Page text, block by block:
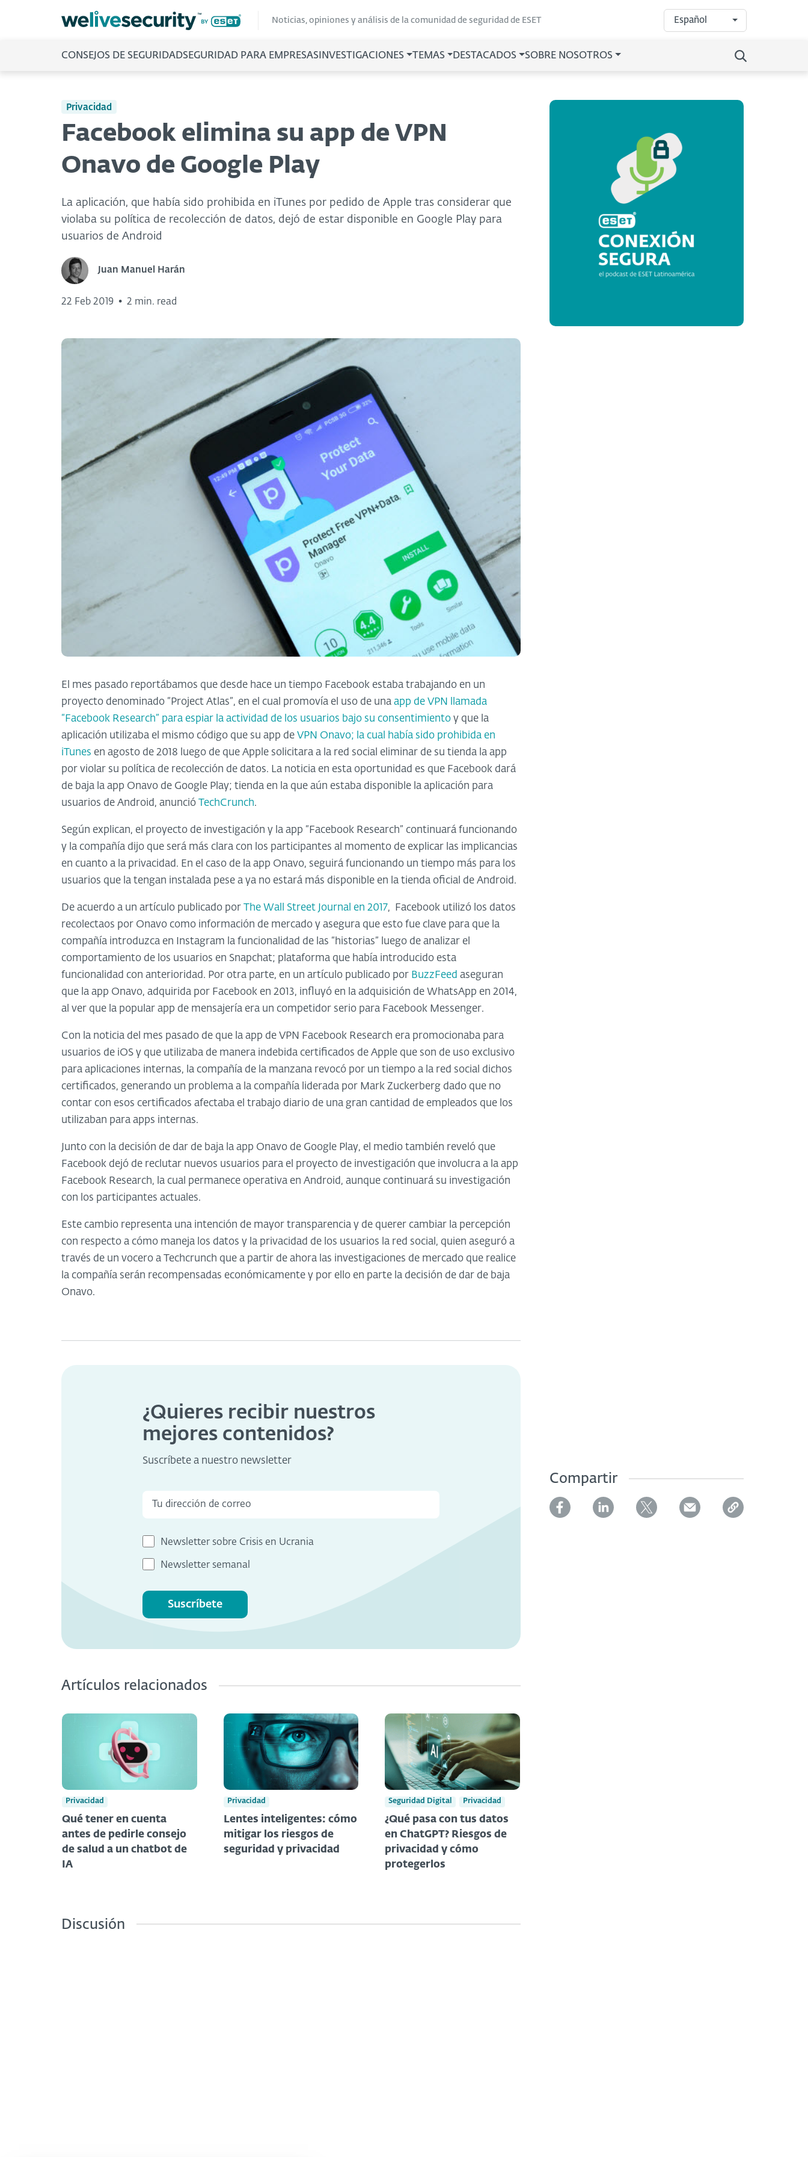
Noticias, opiniones y análisis de la comunidad de seguridad de ESET Español
CONSEJOS DE SEGURIDADSEGURIDAD PARA EMPRESAS INVESTIGACIONES TEMAS DESTACADOS SOBRE NOSOTROS
Privacidad
Facebook elimina su app de VPN
Onavo de Google Play
La aplicación, que había sido prohibida en iTunes por pedido de Apple tras considerar que
violaba su política de recolección de datos, dejó de estar disponible en Google Play para
usuarios de Android
Juan Manuel Harán
22 Feb 2019 • 2 min. read
El mes pasado reportábamos que desde hace un tiempo Facebook estaba trabajando en un
proyecto denominado “Project Atlas”, en el cual promovía el uso de una app de VPN llamada
“Facebook Research” para espiar la actividad de los usuarios bajo su consentimiento y que la
aplicación utilizaba el mismo código que su app de VPN Onavo; la cual había sido prohibida en
iTunes en agosto de 2018 luego de que Apple solicitara a la red social eliminar de su tienda la app
por violar su política de recolección de datos. La noticia en esta oportunidad es que Facebook dará
de baja la app Onavo de Google Play; tienda en la que aún estaba disponible la aplicación para
usuarios de Android, anunció TechCrunch.
Según explican, el proyecto de investigación y la app “Facebook Research” continuará funcionando
y la compañía dijo que será más clara con los participantes al momento de explicar las implicancias
en cuanto a la privacidad. En el caso de la app Onavo, seguirá funcionando un tiempo más para los
usuarios que la tengan instalada pese a ya no estará más disponible en la tienda oficial de Android.
De acuerdo a un artículo publicado por The Wall Street Journal en 2017, Facebook utilizó los datos
recolectaos por Onavo como información de mercado y asegura que esto fue clave para que la
compañía introduzca en Instagram la funcionalidad de las “historias” luego de analizar el
comportamiento de los usuarios en Snapchat; plataforma que había introducido esta
funcionalidad con anterioridad. Por otra parte, en un artículo publicado por BuzzFeed aseguran
que la app Onavo, adquirida por Facebook en 2013, influyó en la adquisición de WhatsApp en 2014,
al ver que la popular app de mensajería era un competidor serio para Facebook Messenger.
Con la noticia del mes pasado de que la app de VPN Facebook Research era promocionaba para
usuarios de iOS y que utilizaba de manera indebida certificados de Apple que son de uso exclusivo
para aplicaciones internas, la compañía de la manzana revocó por un tiempo a la red social dichos
certificados, generando un problema a la compañía liderada por Mark Zuckerberg dado que no
contar con esos certificados afectaba el trabajo diario de una gran cantidad de empleados que los
utilizaban para apps internas.
Junto con la decisión de dar de baja la app Onavo de Google Play, el medio también reveló que
Facebook dejó de reclutar nuevos usuarios para el proyecto de investigación que involucra a la app
Facebook Research, la cual permanece operativa en Android, aunque continuará su investigación
con los participantes actuales.
Este cambio representa una intención de mayor transparencia y de querer cambiar la percepción
con respecto a cómo maneja los datos y la privacidad de los usuarios la red social, quien aseguró a
través de un vocero a Techcrunch que a partir de ahora las investigaciones de mercado que realice
la compañía serán recompensadas económicamente y por ello en parte la decisión de dar de baja
Onavo.
¿Quieres recibir nuestros
mejores contenidos?
Suscríbete a nuestro newsletter
Newsletter sobre Crisis en Ucrania
Newsletter semanal
Suscríbete
Artículos relacionados
Privacidad
Qué tener en cuenta
antes de pedirle consejo
de salud a un chatbot de
IA
Privacidad
Lentes inteligentes: cómo
mitigar los riesgos de
seguridad y privacidad
Seguridad Digital Privacidad
¿Qué pasa con tus datos
en ChatGPT? Riesgos de
privacidad y cómo
protegerlos
Compartir
Discusión